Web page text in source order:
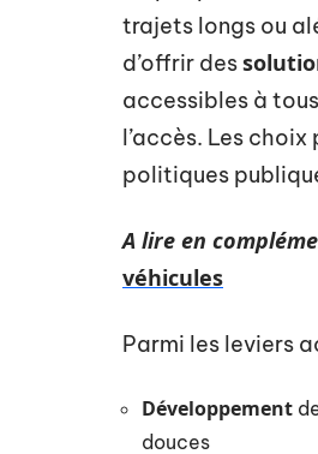
trajets longs ou
d’offrir des
accessibles à
l’accès. Les
politiques
A lire en
véhicules
Parmi les leviers
Développement
douces